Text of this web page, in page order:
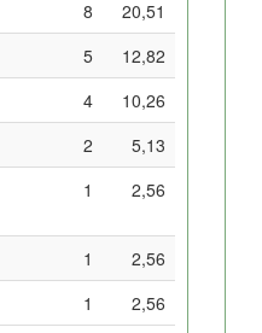
8
20,51
5
12,82
4
10,26
2
5,13
1 2,56
1
2,56
1
2,56